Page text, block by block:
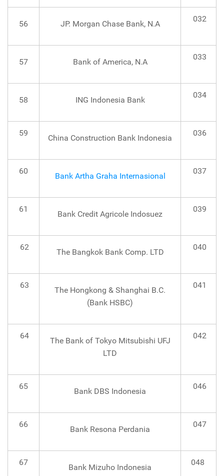
56 JP. Morgan Chase Bank, N.A
032
57 Bank of America, N.A
033
58 ING Indonesia Bank
034
59
China Construction Bank Indonesia
036
60
Bank Artha Graha Internasional
037
61
Bank Credit Agricole Indosuez
039
62
The Bangkok Bank Comp. LTD
040
63
The Hongkong & Shanghai B.C.
(Bank HSBC)
041
64
The Bank of Tokyo Mitsubishi UFJ
LTD
042
65
Bank DBS Indonesia
046
66
Bank Resona Perdania
047
67
Bank Mizuho Indonesia
048